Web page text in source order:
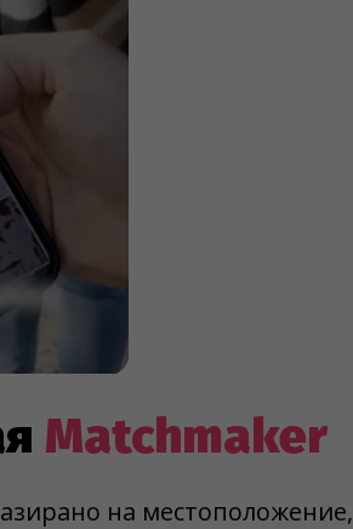
Matchmaker
на местоположение,